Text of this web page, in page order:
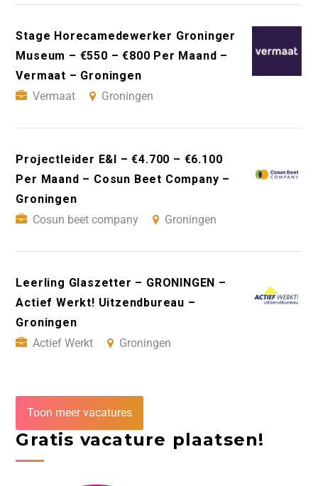
Stage Horecamedewerker Groninger
Museum – €550 – €800 Per Maand –
Vermaat – Groningen
Vermaat
Groningen
Projectleider E&I – €4.700 – €6.100
Per Maand – Cosun Beet Company –
Groningen
Cosun beet company
Groningen
Leerling Glaszetter – GRONINGEN –
Actief Werkt! Uitzendbureau –
Groningen
Actief Werkt
Groningen
Toon meer vacatures
Gratis vacature plaatsen!